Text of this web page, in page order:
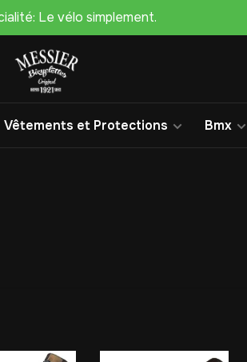
Le vélo simplement.
Vêtements et Protections Bmx